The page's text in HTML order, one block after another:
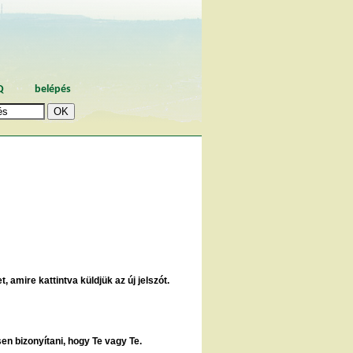
belépés
amire kattintva küldjük az új jelszót.
bizonyítani, hogy Te vagy Te.